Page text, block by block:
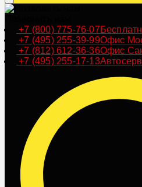
+7 (800) 775-76-07
+7 (495) 255-39-99Офис
+7 (812) 612-36-36Офис
+7 (495) 255-17-13